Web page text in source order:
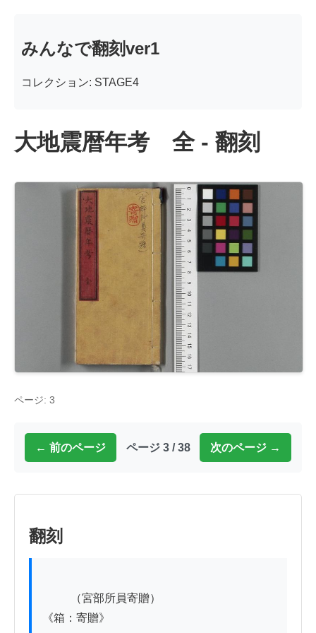
みんなで翻刻ver1
コレクション: STAGE4
大地震暦年考 全 - 翻刻
ページ: 3
← 前のページ ページ 3 / 38 次のページ →
翻刻
《箱：寄贈》